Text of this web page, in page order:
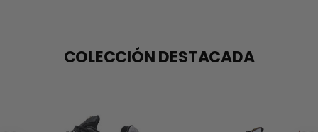
COLECCIÓN DESTACADA